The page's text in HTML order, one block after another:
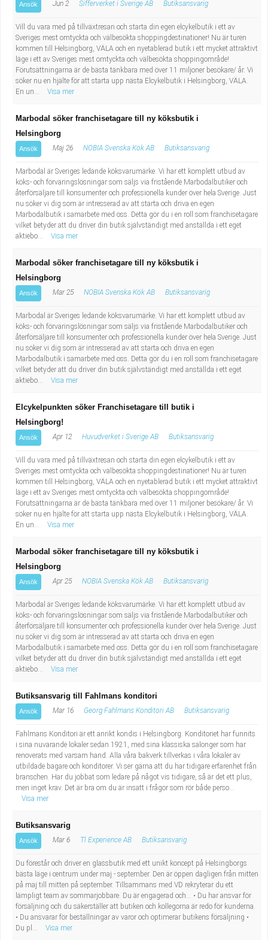
Ansök Jun 2 Sifferverket i Sverige AB Butiksansvarig
Vill du vara med på tillväxtresan och starta din egen elcykelbutik i ett av
Sveriges mest omtyckta och välbesökta shoppingdestinationer! Nu är turen
kommen till Helsingborg, VÄLA och en nyetablerad butik i ett mycket attraktivt
läge i ett av Sveriges mest omtyckta och välbesökta shoppingområde!
Förutsättningarna är de bästa tänkbara med över 11 miljoner besökare/ år. Vi
söker nu en hjälte för att starta upp nästa Elcykelbutik i Helsingborg, VÄLA.
En un...
Visa mer
Marbodal söker franchisetagare till ny köksbutik i
Helsingborg
Ansök Maj 26 NOBIA Svenska Kök AB Butiksansvarig
Marbodal är Sveriges ledande köksvarumärke. Vi har ett komplett utbud av
köks- och förvaringslösningar som säljs via fristående Marbodalbutiker och
återförsäljare till konsumenter och professionella kunder över hela Sverige. Just
nu söker vi dig som är intresserad av att starta och driva en egen
Marbodalbutik i samarbete med oss. Detta gör du i en roll som franchisetagare
vilket betyder att du driver din butik självständigt med anställda i ett eget
aktiebo...
Visa mer
Marbodal söker franchisetagare till ny köksbutik i
Helsingborg
Ansök Mar 25 NOBIA Svenska Kök AB Butiksansvarig
Marbodal är Sveriges ledande köksvarumärke. Vi har ett komplett utbud av
köks- och förvaringslösningar som säljs via fristående Marbodalbutiker och
återförsäljare till konsumenter och professionella kunder över hela Sverige. Just
nu söker vi dig som är intresserad av att starta och driva en egen
Marbodalbutik i samarbete med oss. Detta gör du i en roll som franchisetagare
vilket betyder att du driver din butik självständigt med anställda i ett eget
aktiebo...
Visa mer
Elcykelpunkten söker Franchisetagare till butik i
Helsingborg!
Ansök Apr 12 Huvudverket i Sverige AB Butiksansvarig
Vill du vara med på tillväxtresan och starta din egen elcykelbutik i ett av
Sveriges mest omtyckta och välbesökta shoppingdestinationer! Nu är turen
kommen till Helsingborg, VÄLA och en nyetablerad butik i ett mycket attraktivt
läge i ett av Sveriges mest omtyckta och välbesökta shoppingområde!
Förutsättningarna är de bästa tänkbara med över 11 miljoner besökare/ år. Vi
söker nu en hjälte för att starta upp nästa Elcykelbutik i Helsingborg, VÄLA.
En un...
Visa mer
Marbodal söker franchisetagare till ny köksbutik i
Helsingborg
Ansök Apr 25 NOBIA Svenska Kök AB Butiksansvarig
Marbodal är Sveriges ledande köksvarumärke. Vi har ett komplett utbud av
köks- och förvaringslösningar som säljs via fristående Marbodalbutiker och
återförsäljare till konsumenter och professionella kunder över hela Sverige. Just
nu söker vi dig som är intresserad av att starta och driva en egen
Marbodalbutik i samarbete med oss. Detta gör du i en roll som franchisetagare
vilket betyder att du driver din butik självständigt med anställda i ett eget
aktiebo...
Visa mer
Butiksansvarig till Fahlmans konditori
Ansök Mar 16 Georg Fahlmans Konditori AB Butiksansvarig
Fahlmans Konditori är ett anrikt kondis i Helsingborg. Konditoriet har funnits
i sina nuvarande lokaler sedan 1921, med sina klassiska salonger som har
renoverats med varsam hand. Alla våra bakverk tillverkas i våra lokaler av
utbildade bagare och konditorer. Vi ser gärna att du har tidigare erfarenhet från
branschen. Har du jobbat som ledare på något vis tidigare, så är det ett plus,
men inget krav. Det är bra om du är insatt i frågor som rör både perso...
Visa mer
Butiksansvarig
Ansök Mar 6 Tl Experience AB Butiksansvarig
Du förestår och driver en glassbutik med ett unikt koncept på Helsingborgs
bästa läge i centrum under maj - september. Den är öppen dagligen från mitten
på maj till mitten på september. Tillsammans med VD rekryterar du ett
lämpligt team av sommarjobbare. Du är engagerad och… • Du har ansvar för
försäljning och du säkerställer att butiken och kollegorna är redo för kunderna.
• Du ansvarar för beställningar av varor och optimerar butikens försäljning •
Du pl...
Visa mer